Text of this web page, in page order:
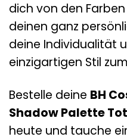
dich von den
deinen ganz
deine Individualität
einzigartigen Stil
Bestelle deine BH
Shadow Palette
heute und tauche